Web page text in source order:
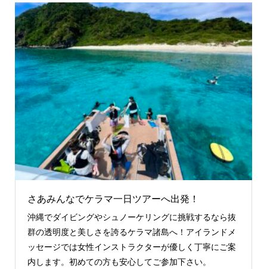
さあみんなでケラマ一日ツアーへ出発！
沖縄でダイビングやシュノーケリングに挑戦するなら抜
群の透明度と美しさを誇るケラマ諸島へ！アイランドメ
ッセージでは女性インストラクターが優しく丁寧にご案
内します。初めての方も安心してご参加下さい。